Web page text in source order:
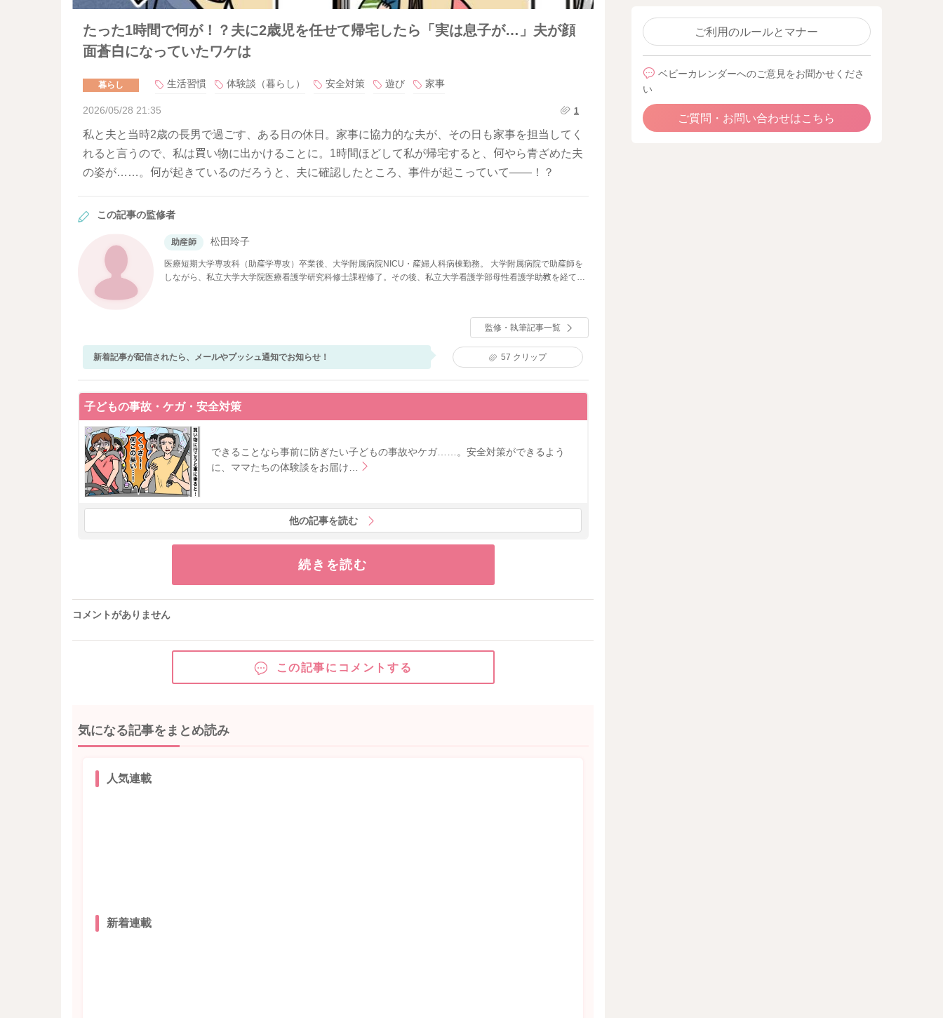
たった1時間で何が！？夫に2歳児を任せて帰宅したら「実は息子が…」夫が顔
面蒼白になっていたワケは
暮らし 生活習慣 体験談（暮らし） 安全対策 遊び 家事
2026/05/28 21:35 1
私と夫と当時2歳の長男で過ごす、ある日の休日。家事に協力的な夫が、その日も家事を担当してく
れると言うので、私は買い物に出かけることに。1時間ほどして私が帰宅すると、何やら青ざめた夫
の姿が……。何が起きているのだろうと、夫に確認したところ、事件が起こっていて――！？
この記事の監修者
助産師 松田玲子
医療短期大学専攻科（助産学専攻）卒業後、大学附属病院NICU・産婦人科病棟勤務。 大学附属病院で助産師を
しながら、私立大学大学院医療看護学研究科修士課程修了。その後、私立大学看護学部母性看護学助教を経て、
監修・執筆記事一覧
新着記事が配信されたら、メールやプッシュ通知でお知らせ！ 57 クリップ
子どもの事故・ケガ・安全対策
できることなら事前に防ぎたい子どもの事故やケガ……。安全対策ができるよう
に、ママたちの体験談をお届け…
他の記事を読む
続きを読む
コメントがありません
この記事にコメントする
気になる記事をまとめ読み
人気連載
新着連載
ご利用のルールとマナー
ベビーカレンダーへのご意見をお聞かせくださ
い
ご質問・お問い合わせはこちら